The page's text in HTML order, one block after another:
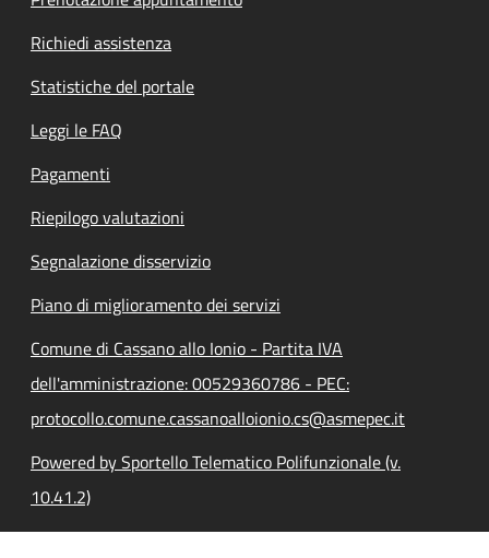
Richiedi assistenza
Statistiche del portale
Leggi le FAQ
Pagamenti
Riepilogo valutazioni
Segnalazione disservizio
Piano di miglioramento dei servizi
Comune di Cassano allo Ionio - Partita IVA
dell'amministrazione: 00529360786 - PEC:
protocollo.comune.cassanoalloionio.cs@asmepec.it
Powered by Sportello Telematico Polifunzionale (v.
10.41.2)